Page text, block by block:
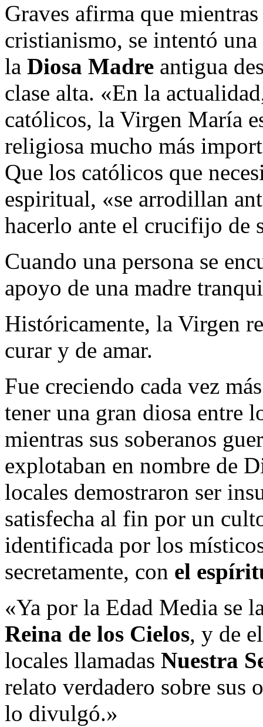
Graves afirma que
cristianismo, se intentó
la Diosa Madre antigua
clase alta. «En la
católicos, la Virgen María
religiosa mucho más
Que los católicos que
espiritual, «se arrodillan
hacerlo ante el crucifijo de
Cuando una persona se
apoyo de una madre
Históricamente, la Virgen
curar y de amar.
Fue creciendo cada vez
tener una gran diosa entre
mientras sus soberanos
explotaban en nombre de
locales demostraron ser
satisfecha al fin por un
identificada por los
secretamente, con el
«Ya por la Edad Media se
Reina de los Cielos, y de
locales llamadas Nuestra
relato verdadero sobre sus
lo divulgó.»